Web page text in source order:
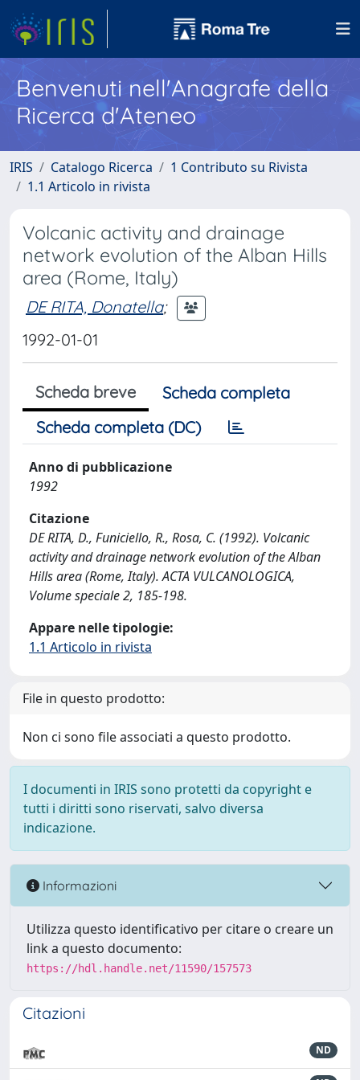
Benvenuti nell'Anagrafe della
Ricerca d'Ateneo
IRIS Catalogo Ricerca
1 Contributo su Rivista
1.1 Articolo in rivista
Volcanic activity and drainage
network evolution of the Alban Hills
area (Rome, Italy)
DE RITA, Donatella;
1992-01-01
Scheda breve
Scheda completa
Scheda completa (DC)
Anno di pubblicazione
1992
Citazione
DE RITA, D., Funiciello, R., Rosa, C. (1992). Volcanic
activity and drainage network evolution of the Alban
Hills area (Rome, Italy). ACTA VULCANOLOGICA,
Volume speciale 2, 185-198.
Appare nelle tipologie:
1.1 Articolo in rivista
File in questo prodotto:
Non ci sono file associati a questo prodotto.
I documenti in IRIS sono protetti da copyright e
tutti i diritti sono riservati, salvo diversa
indicazione.
Informazioni
Utilizza questo identificativo per citare o creare un
link a questo documento:
https://hdl.handle.net/11590/157573
Citazioni
ND